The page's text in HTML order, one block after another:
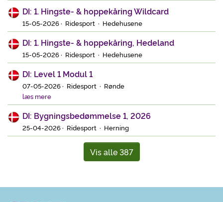
DI: 1. Hingste- & hoppekåring Wildcard
15-05-2026 · Ridesport · Hedehusene
DI: 1. Hingste- & hoppekåring, Hedeland
15-05-2026 · Ridesport · Hedehusene
DI: Level 1 Modul 1
07-05-2026 · Ridesport · Rønde
læs mere
DI: Bygningsbedømmelse 1, 2026
25-04-2026 · Ridesport · Herning
Vis alle 387